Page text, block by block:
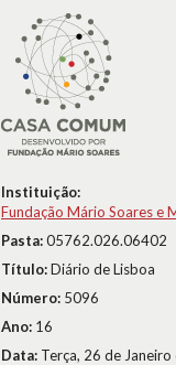
Instituição:
Fundação Mário Soares e
Pasta:05762.026.06402
Título:Diário de Lisboa
Número: 5096
Ano: 16
Data: Terça, 26 de